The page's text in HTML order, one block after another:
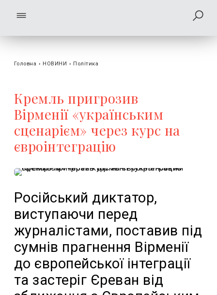
Головна › НОВИНИ › Політика
Кремль пригрозив
Вірменії «українським
сценарієм» через курс на
євроінтеграцію
Російський диктатор,
виступаючи перед
журналістами, поставив під
сумнів прагнення Вірменії
до європейської інтеграції
та застеріг Єреван від